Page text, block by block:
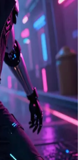
dystopisk neon-
en del av en digital
en rivaliserande
mot